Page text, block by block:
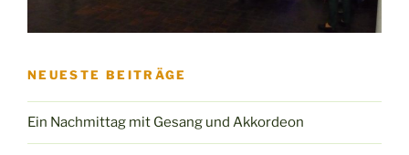
NEUESTE BEITRÄGE
Ein Nachmittag mit Gesang und Akkordeon